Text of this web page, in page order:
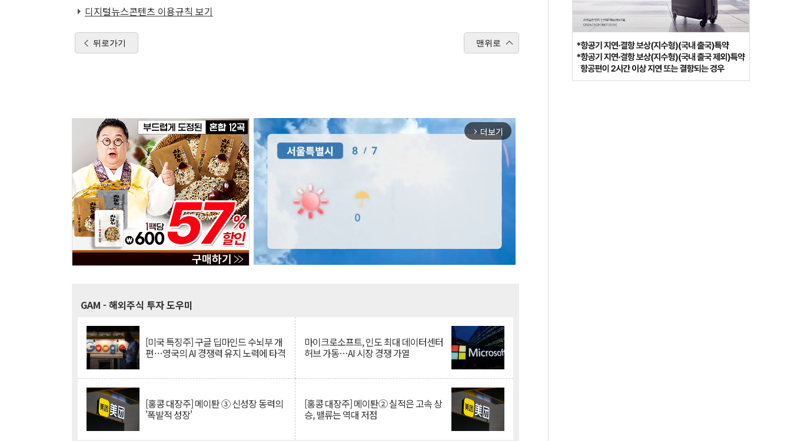
디지털뉴스콘텐츠 이용규칙 보기
뒤로가기 맨위로
arrow_forward_ios 더보기
GAM - 해외주식 투자 도우미
[미국 특징주] 구글 딥마인드 수뇌부 개
편…영국의 AI 경쟁력 유지 노력에 타격
마이크로소프트, 인도 최대 데이터센터
허브 가동…AI 시장 경쟁 가열
[홍콩 대장주] 메이퇀 ③ 신성장 동력의
'폭발적 성장'
[홍콩 대장주] 메이퇀② 실적은 고속 상
승, 밸류는 역대 저점